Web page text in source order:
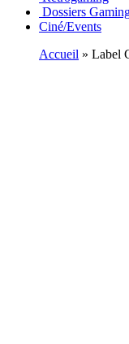
Dossiers
Ciné/Events
Accueil » Label